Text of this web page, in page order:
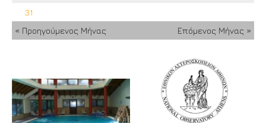
31
« Προηγούμενος Μήνας
Επόμενος Μήνας »